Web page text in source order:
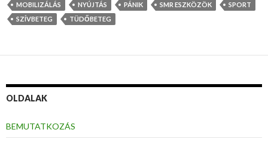
MOBILIZÁLÁS
NYÚJTÁS PÁNIK SMR ESZKÖZÖK
SPORT
SZÍVBETEG
TÜDŐBETEG
OLDALAK
BEMUTATKOZÁS